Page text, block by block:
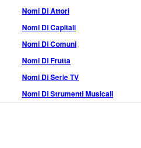
Nomi Di Attori
Nomi Di Capitali
Nomi Di Comuni
Nomi Di Frutta
Nomi Di Serie TV
Nomi Di Strumenti Musicali